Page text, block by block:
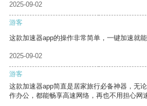
2025-09-02
游客
这款加速器app的操作非常简单，一键加速就能
2025-09-02
游客
这款加速器app简直是居家旅行必备神器，无
作办公，都能畅享高速网络，再也不用担心网